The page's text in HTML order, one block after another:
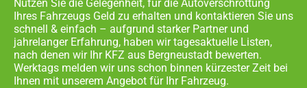
Nutzen Sie die Gelegenheit, für die Autoverschrottung
Ihres Fahrzeugs Geld zu erhalten und kontaktieren Sie uns
schnell & einfach – aufgrund starker Partner und
jahrelanger Erfahrung, haben wir tagesaktuelle Listen,
nach denen wir Ihr KFZ aus Bergneustadt bewerten.
Werktags melden wir uns schon binnen kürzester Zeit bei
Ihnen mit unserem Angebot für Ihr Fahrzeug.